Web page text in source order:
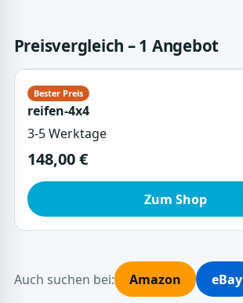
Preisvergleich – 1 Angebot
reifen-4x4
3-5 Werktage
148,00 €
Zum Shop
Auch suchen bei: Amazon eBay